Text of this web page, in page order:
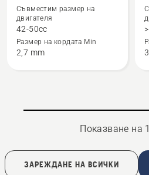
подробности
за
head
Съвместим размер на
двигателя
42-50cc
Размер на кордата Min
2,7 mm
за
Показване на
ЗАРЕЖДАНЕ НА ВСИЧКИ